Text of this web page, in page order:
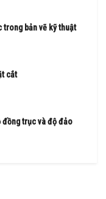
bản vẽ kỹ thuật
cắt
đồng trục và độ đảo